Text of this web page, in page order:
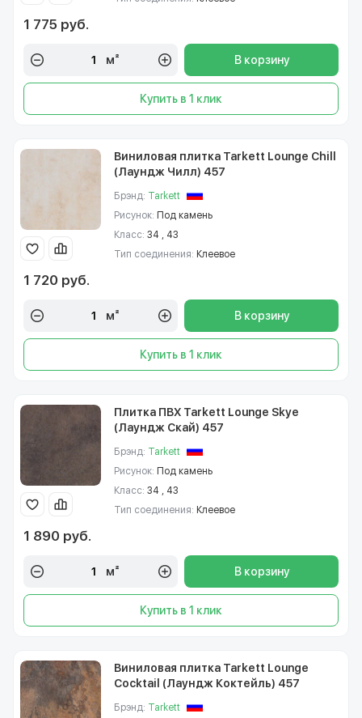
1 775 руб.
м² В корзину
Купить в 1 клик
Виниловая плитка Tarkett Lounge Chill
(Лаундж Чилл) 457
Брэнд: Tarkett
Рисунок: Под камень
Класс: 34 , 43
Тип соединения: Клеевое
1 720 руб.
м² В корзину
Купить в 1 клик
Плитка ПВХ Tarkett Lounge Skye
(Лаундж Скай) 457
Брэнд: Tarkett
Рисунок: Под камень
Класс: 34 , 43
Тип соединения: Клеевое
1 890 руб.
м² В корзину
Купить в 1 клик
Виниловая плитка Tarkett Lounge
Cocktail (Лаундж Коктейль) 457
Брэнд: Tarkett